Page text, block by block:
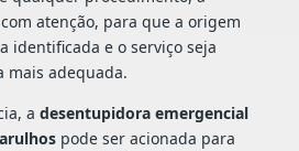
atenção, para que a origem
identificada e o serviço seja
mais adequada.
a desentupidora emergencial
pode ser acionada para